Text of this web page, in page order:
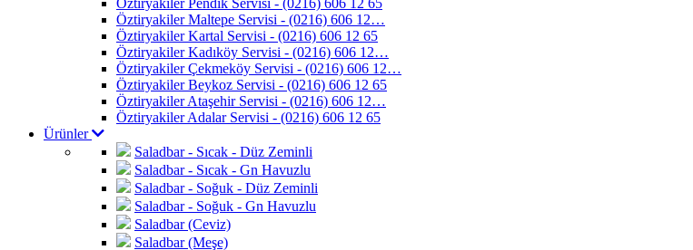
Öztiryakiler Pendik Servisi - (0216) 606 12 65
Öztiryakiler Maltepe Servisi - (0216) 606 12…
Öztiryakiler Kartal Servisi - (0216) 606 12 65
Öztiryakiler Kadıköy Servisi - (0216) 606 12…
Öztiryakiler Çekmeköy Servisi - (0216) 606 12…
Öztiryakiler Beykoz Servisi - (0216) 606 12 65
Öztiryakiler Ataşehir Servisi - (0216) 606 12…
Öztiryakiler Adalar Servisi - (0216) 606 12 65
Ürünler
Saladbar - Sıcak - Düz Zeminli
Saladbar - Sıcak - Gn Havuzlu
Saladbar - Soğuk - Düz Zeminli
Saladbar - Soğuk - Gn Havuzlu
Saladbar (Ceviz)
Saladbar (Meşe)